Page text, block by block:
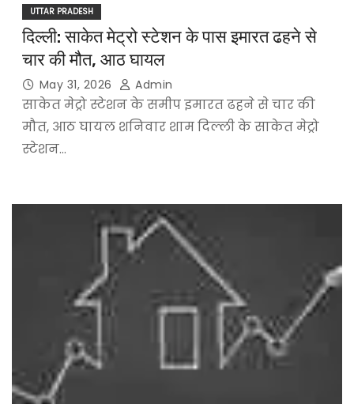
UTTAR PRADESH
दिल्ली: साकेत मेट्रो स्टेशन के पास इमारत ढहने से
चार की मौत, आठ घायल
May 31, 2026 Admin
साकेत मेट्रो स्टेशन के समीप इमारत ढहने से चार की
मौत, आठ घायल शनिवार शाम दिल्ली के साकेत मेट्रो
स्टेशन…